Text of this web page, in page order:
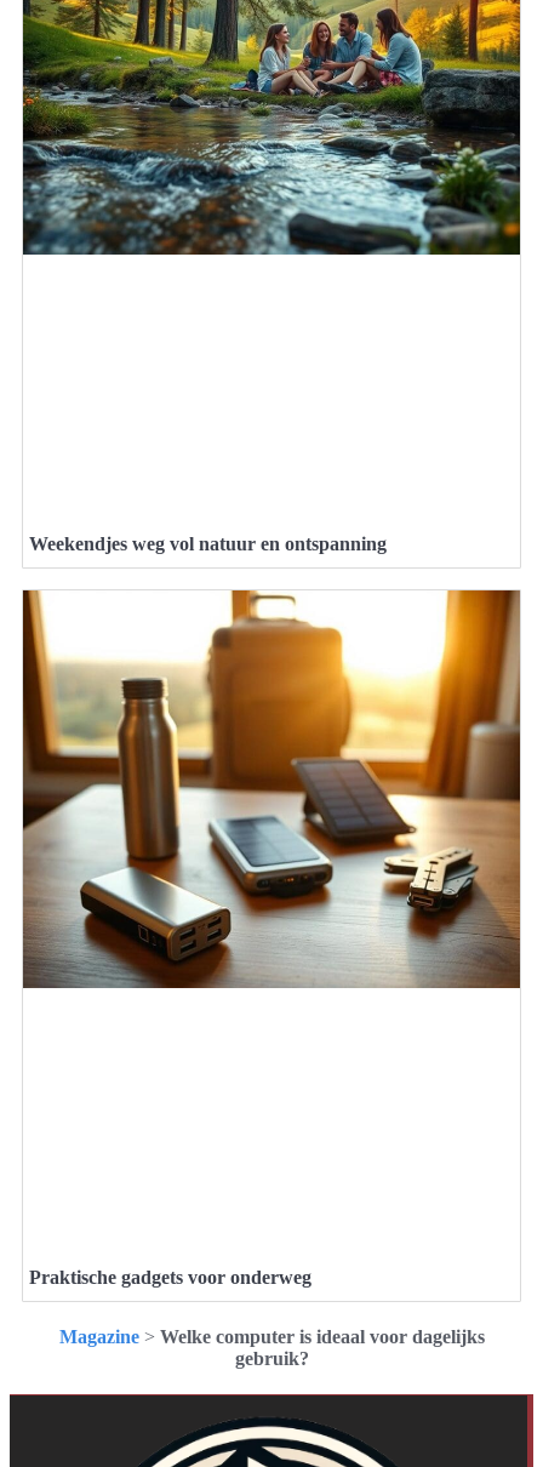
Weekendjes weg vol natuur en ontspanning
Praktische gadgets voor onderweg
Magazine> Welke computer is ideaal voor dagelijks
gebruik?